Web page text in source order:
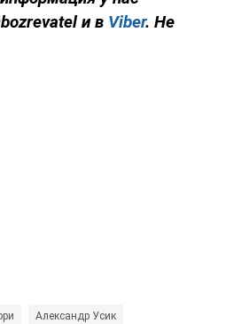
и в Viber. Не
Александр Усик